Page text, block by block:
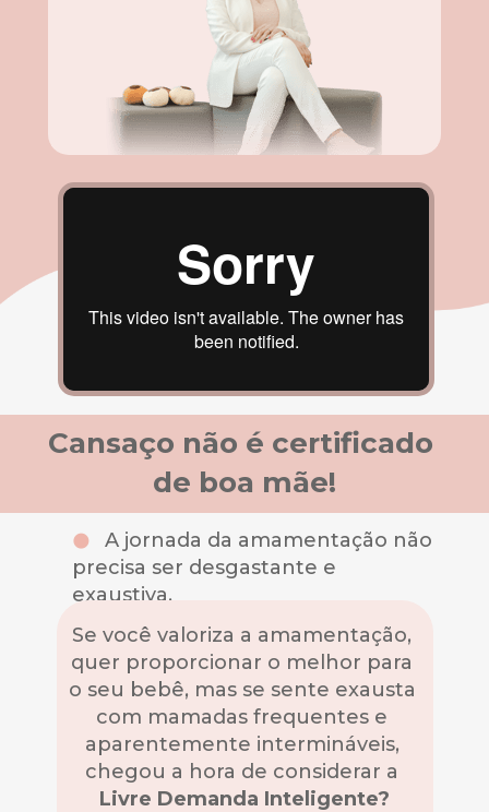
Cansaço não é certificado
de boa mãe!
      A jornada da amamentação não
precisa ser desgastante e
exaustiva.
Se você valoriza a amamentação,
quer proporcionar o melhor para
o seu bebê, mas se sente exausta
com mamadas frequentes e
aparentemente intermináveis,
Livre Demanda Inteligente?